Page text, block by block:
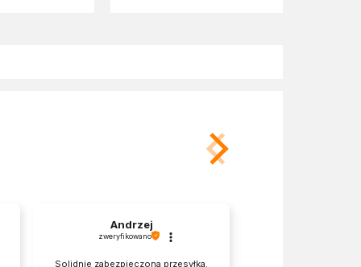
Andrzej
zweryfikowano
Solidnie zabezpieczona przesyłka.